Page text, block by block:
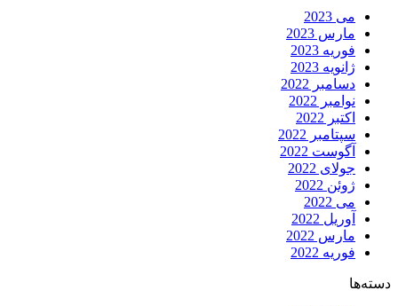
می 2023
مارس 2023
فوریه 2023
ژانویه 2023
دسامبر 2022
نوامبر 2022
اکتبر 2022
سپتامبر 2022
آگوست 2022
جولای 2022
ژوئن 2022
می 2022
آوریل 2022
مارس 2022
فوریه 2022
دسته‌ها